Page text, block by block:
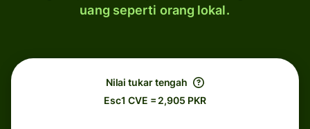
uang seperti orang lokal.
Nilai tukar tengah
Esc1 CVE = 2,905 PKR